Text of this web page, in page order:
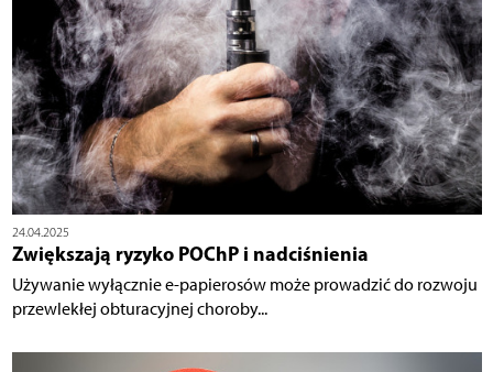
24.04.2025
Zwiększają ryzyko POChP i nadciśnienia
Używanie wyłącznie e-papierosów może prowadzić do rozwoju
przewlekłej obturacyjnej choroby...